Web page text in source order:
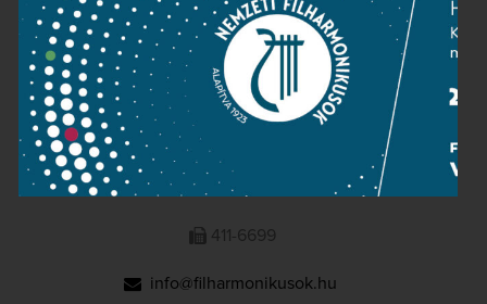
NATIONAL PHILHARMONIC
1095 Budapest, Komor Marcell u. 1. (Müpa)
411-6600
411-6699
info@filharmonikusok.hu